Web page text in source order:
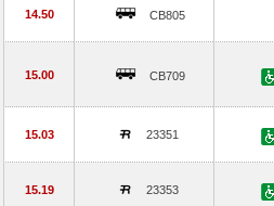
14.50 CB805
15.00 CB709
15.03 23351
15.19 23353